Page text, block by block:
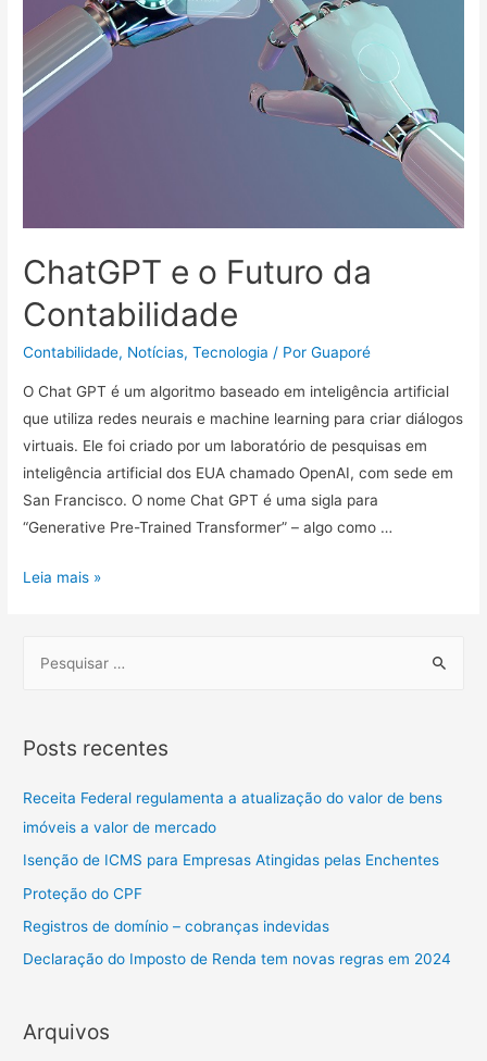
ChatGPT e o Futuro da
Contabilidade
Contabilidade, Notícias,Tecnologia / PorGuaporé
O Chat GPT é um algoritmo baseado em inteligência artificial
que utiliza redes neurais e machine learning para criar diálogos
virtuais. Ele foi criado por um laboratório de pesquisas em
inteligência artificial dos EUA chamado OpenAI, com sede em
San Francisco. O nome Chat GPT é uma sigla para
“Generative Pre-Trained Transformer” – algo como …
Leia mais »
Posts recentes
Receita Federal regulamenta a atualização do valor de bens
imóveis a valor de mercado
Isenção de ICMS para Empresas Atingidas pelas Enchentes
Proteção do CPF
Registros de domínio – cobranças indevidas
Declaração do Imposto de Renda tem novas regras em 2024
Arquivos